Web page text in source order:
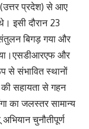
प्रदेश) से आए
इसी दौरान 23
संतुलन बिगड़ गया और
और
से संभावित स्थानों
सहायता से गहन
का जलस्तर सामान्य
चुनौतीपूर्ण